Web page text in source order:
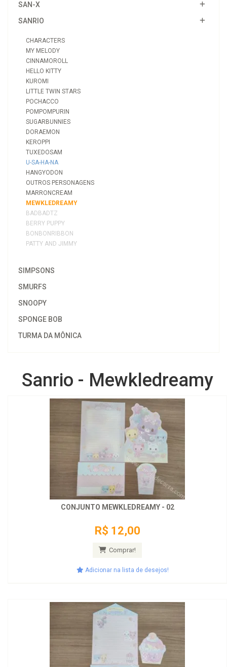
SAN-X
SANRIO
CHARACTERS
MY MELODY
CINNAMOROLL
HELLO KITTY
KUROMI
LITTLE TWIN STARS
POCHACCO
POMPOMPURIN
SUGARBUNNIES
DORAEMON
KEROPPI
TUXEDOSAM
U-SA-HA-NA
HANGYODON
OUTROS PERSONAGENS
MARRONCREAM
MEWKLEDREAMY
BADBADTZ
BERRY PUPPY
BONBONRIBBON
PATTY AND JIMMY
SIMPSONS
SMURFS
SNOOPY
SPONGE BOB
TURMA DA MÔNICA
Sanrio - Mewkledreamy
CONJUNTO MEWKLEDREAMY - 02
R$ 12,00
Comprar!
Adicionar na lista de desejos!